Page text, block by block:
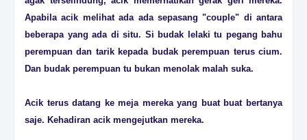
Apabila acik melihat ada ada sepasang "couple" di antara
beberapa yang ada di situ. Si budak lelaki tu pegang bahu
perempuan dan tarik kepada budak perempuan terus cium.
Dan budak perempuan tu bukan menolak malah suka.
Acik terus datang ke meja mereka yang buat buat bertanya
saje. Kehadiran acik mengejutkan mereka.